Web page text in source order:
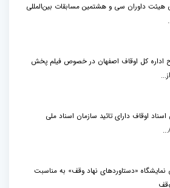
هیئت داوران سی و هشتمین مسابقات بین‌المللی
اداره کل اوقاف اصفهان در خصوص فیلم پخش
اوقاف دارای تائید سازمان اسناد ملی
نمایشگاه «دستاوردهای نهاد وقف» به مناسبت